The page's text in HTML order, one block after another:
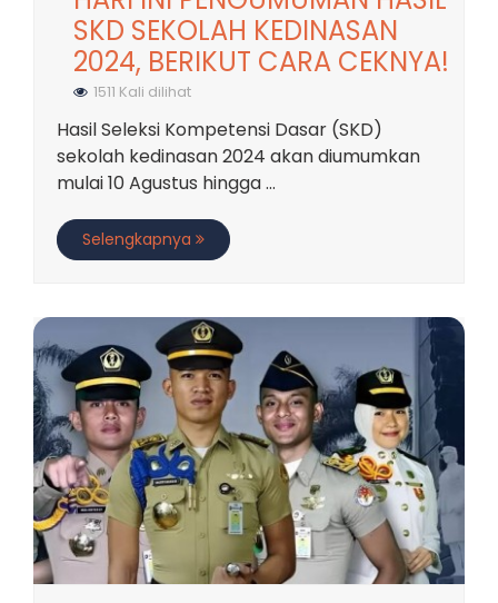
SKD SEKOLAH KEDINASAN
2024, BERIKUT CARA CEKNYA!
1511 Kali dilihat
Hasil Seleksi Kompetensi Dasar (SKD)
sekolah kedinasan 2024 akan diumumkan
mulai 10 Agustus hingga ...
Selengkapnya